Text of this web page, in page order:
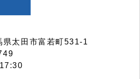
太田市富若町531-1